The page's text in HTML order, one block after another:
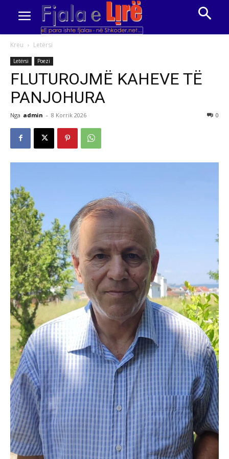
Kreu Letërsi
Letërsi Poezi
FLUTUROJMË KAHEVE TË
PANJOHURA
Nga admin - 8 Korrik 2026 0